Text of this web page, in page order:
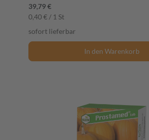
39,79 €
0,40 € / 1 St
sofort lieferbar
In den Warenkorb